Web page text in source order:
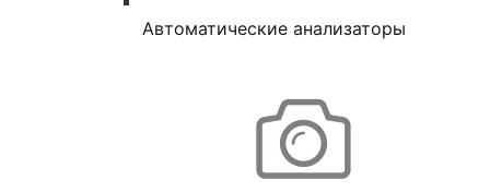
Автоматические анализаторы